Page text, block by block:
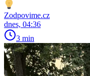
Zodpovime.cz
dnes, 04:36
3 min